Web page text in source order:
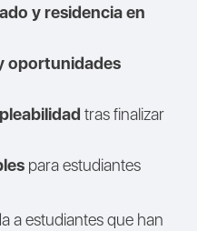
y residencia en
oportunidades
tras finalizar
para estudiantes
a estudiantes que han